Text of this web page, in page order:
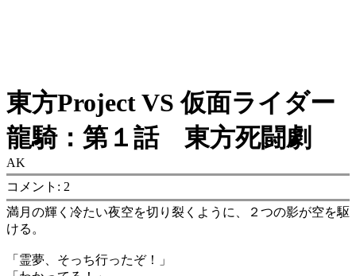
東方Project VS 仮面ライダー
龍騎：第１話 東方死闘劇
AK
コメント: 2
満月の輝く冷たい夜空を切り裂くように、２つの影が空を駆
ける。
「霊夢、そっち行ったぞ！」